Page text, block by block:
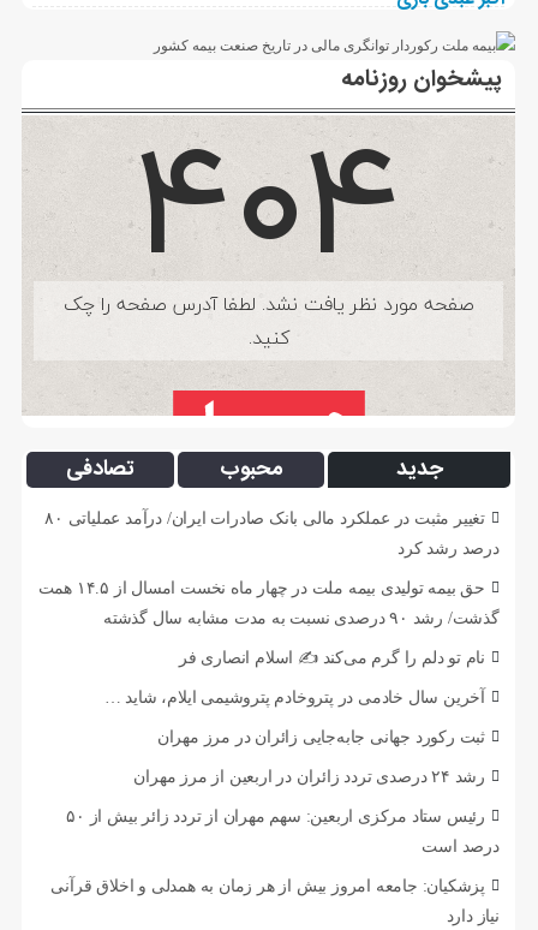
پیشخوان روزنامه
جدید محبوب تصادفی
تغییر مثبت در عملکرد مالی بانک صادرات ایران/ درآمد عملیاتی ۸۰
درصد رشد کرد
حق بیمه تولیدی بیمه ملت در چهار ماه نخست امسال از ۱۴.۵ همت
گذشت/ رشد ۹۰ درصدی نسبت به مدت مشابه سال گذشته
نام تو دلم را گرم می‌کند ✍️ اسلام انصاری فر
آخرین سال خادمی در پتروخادم پتروشیمی ایلام، شاید …
ثبت رکورد جهانی جابه‌جایی زائران در مرز مهران
رشد ۲۴ درصدی تردد زائران در اربعین از مرز مهران
رئیس ستاد مرکزی اربعین: سهم مهران از تردد زائر بیش از ۵۰
درصد است
پزشکیان: جامعه امروز بیش از هر زمان به همدلی و اخلاق قرآنی
نیاز دارد